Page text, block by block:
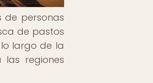
de personas
de pastos
largo de la
las regiones